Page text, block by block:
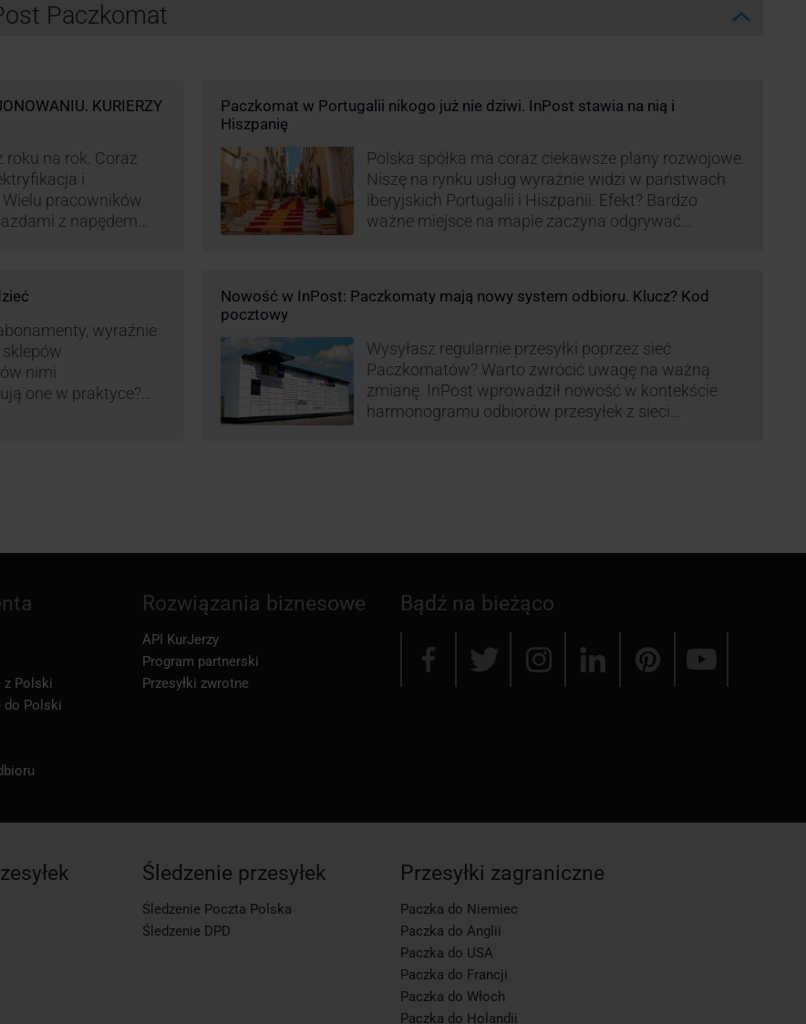
Paczkomat
KURIERZY
roku na rok. Coraz
i
pracowników
z napędem
InPost. To
…
Paczkomat w Portugalii nikogo już nie dziwi. InPost stawia na nią i
Hiszpanię
Polska spółka ma coraz ciekawsze plany rozwojowe.
Niszę na rynku usług wyraźnie widzi w państwach
iberyjskich Portugalii i Hiszpanii. Efekt? Bardzo
ważne miejsce na mapie zaczyna odgrywać
wyraźnie
sklepów
nimi
one w praktyce?
Nowość w InPost: Paczkomaty mają nowy system odbioru. Klucz? Kod
pocztowy
Wysyłasz regularnie przesyłki poprzez sieć
Paczkomatów? Warto zwrócić uwagę na ważną
zmianę. InPost wprowadził nowość w kontekście
harmonogramu odbiorów przesyłek z sieci
Bądź na bieżąco
z Polski
do Polski
Rozwiązania biznesowe
API KurJerzy
Program partnerski
Przesyłki zwrotne
Śledzenie przesyłek
Śledzenie Poczta Polska
Śledzenie DPD
Przesyłki zagraniczne
Paczka do Niemiec
Paczka do Anglii
Paczka do USA
Paczka do Francji
Paczka do Włoch
Paczka do Holandii